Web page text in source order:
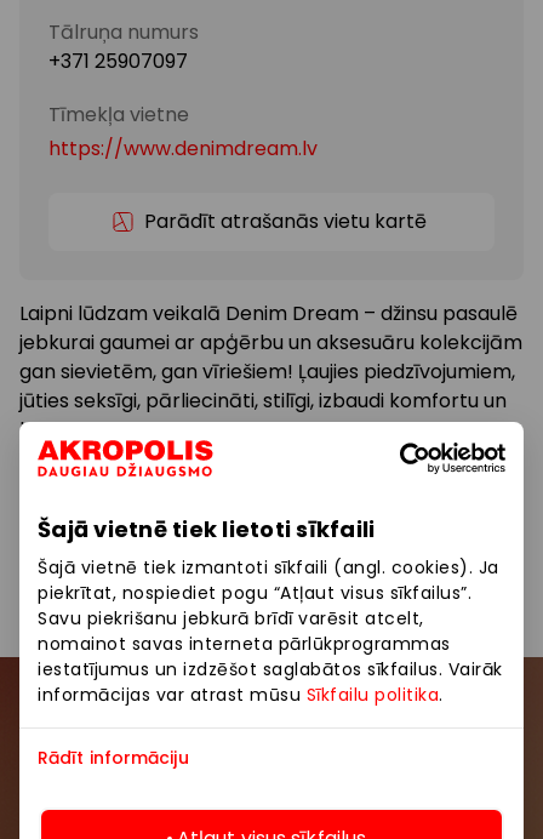
Šajā vietnē tiek lietoti sīkfaili
Šajā vietnē tiek izmantoti sīkfaili (angl. cookies). Ja
piekrītat, nospiediet pogu “Atļaut visus sīkfailus”.
Savu piekrišanu jebkurā brīdī varēsit atcelt,
nomainot savas interneta pārlūkprogrammas
iestatījumus un izdzēšot saglabātos sīkfailus. Vairāk
informācijas var atrast mūsu Sīkfailu politika.
Rādīt informāciju
Tālruņa numurs
+371 25907097
Tīmekļa vietne
https://www.denimdream.lv
Parādīt atrašanās vietu kartē
Laipni lūdzam veikalā Denim Dream – džinsu pasaulē
jebkurai gaumei ar apģērbu un aksesuāru kolekcijām
gan sievietēm, gan vīriešiem! Ļaujies piedzīvojumiem,
jūties seksīgi, pārliecināti, stilīgi, izbaudi komfortu un
kvalitāti ar pasaulē atpazīstamiem zīmoliem –
Guess, Tommy Hilfiger, Calvin Klein, Pepe Jeans,
Apģērbs Preces
Pievienojieties mūsu kopienai
Uzzini pirmais par labākajiem piedāvājumiem,
pasākumiem un jaunāko informāciju iepirkšanās un